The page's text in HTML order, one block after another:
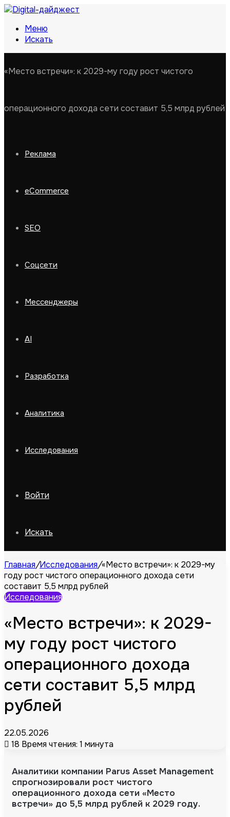
Меню
Искать
«Место встречи»: к 2029-му году рост чистого
операционного дохода сети составит 5,5 млрд рублей
Реклама
eCommerce
SEO
Соцсети
Мессенджеры
AI
Разработка
Аналитика
Исследования
Войти
Искать
Главная/Исследования/«Место встречи»: к 2029-му
году рост чистого операционного дохода сети
составит 5,5 млрд рублей
Исследования
«Место встречи»: к 2029-
му году рост чистого
операционного дохода
сети составит 5,5 млрд
рублей
22.05.2026
18 Время чтения: 1 минута
Аналитики компании Parus Asset Management
спрогнозировали рост чистого
операционного дохода сети «Место
встречи» до 5,5 млрд рублей к 2029 году.